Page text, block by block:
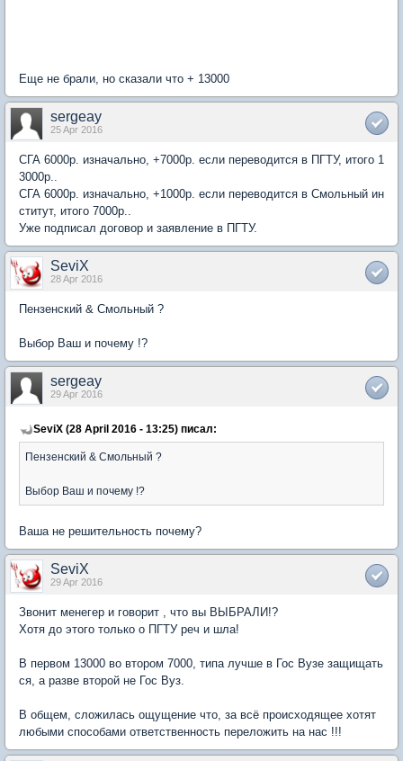
Еще не брали, но сказали что + 13000
sergeay
25 Apr 2016
СГА 6000р. изначально, +7000р. если переводится в ПГТУ, итого 1
3000р..
СГА 6000р. изначально, +1000р. если переводится в Смольный ин
ститут, итого 7000р..
Уже подписал договор и заявление в ПГТУ.
SeviX
28 Apr 2016
Пензенский & Смольный ?
Выбор Ваш и почему !?
sergeay
29 Apr 2016
SeviX (28 April 2016 - 13:25) писал:
Пензенский & Смольный ?
Выбор Ваш и почему !?
Ваша не решительность почему?
SeviX
29 Apr 2016
Звонит менегер и говорит , что вы ВЫБРАЛИ!?
Хотя до этого только о ПГТУ реч и шла!
В первом 13000 во втором 7000, типа лучше в Гос Вузе защищать
ся, а разве второй не Гос Вуз.
В общем, сложилась ощущение что, за всё происходящее хотят
любыми способами ответственность переложить на нас !!!